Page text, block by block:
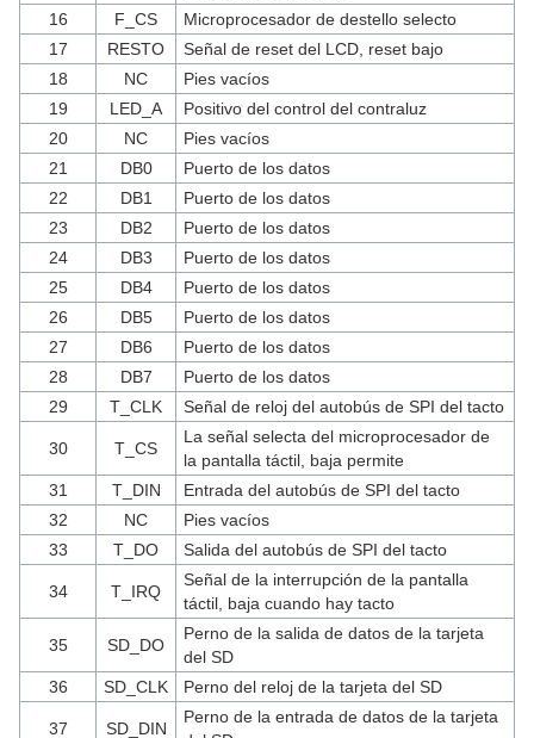
16
F_CS
Microprocesador de destello selecto
17
RESTO
Señal de reset del LCD, reset bajo
18
NC
Pies vacíos
19
LED_A
Positivo del control del contraluz
20
NC
Pies vacíos
21
DB0
Puerto de los datos
22
DB1
Puerto de los datos
23
DB2
Puerto de los datos
24
DB3
Puerto de los datos
25
DB4
Puerto de los datos
26
DB5
Puerto de los datos
27
DB6
Puerto de los datos
28
DB7
Puerto de los datos
29
T_CLK Señal de reloj del autobús de SPI del tacto
30 T_CS
La señal selecta del microprocesador de
la pantalla táctil, baja permite
31
T_DIN
Entrada del autobús de SPI del tacto
32
NC
Pies vacíos
33
T_DO Salida del autobús de SPI del tacto
34 T_IRQ
Señal de la interrupción de la pantalla
táctil, baja cuando hay tacto
35 SD_DO
Perno de la salida de datos de la tarjeta
del SD
36
SD_CLK Perno del reloj de la tarjeta del SD
37 SD_DIN
Perno de la entrada de datos de la tarjeta